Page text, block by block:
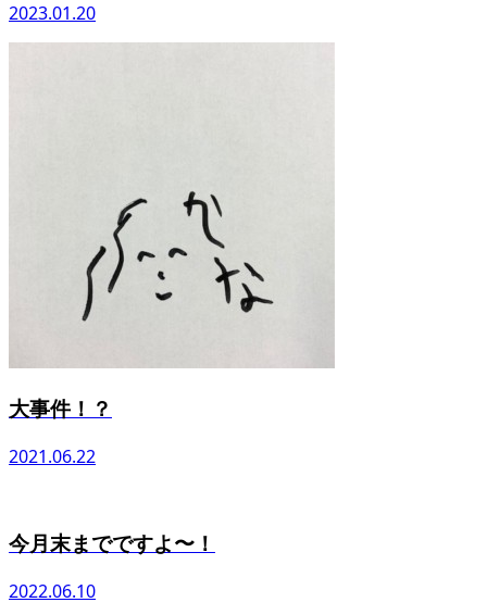
2023.01.20
大事件！？
2021.06.22
今月末までですよ〜！
2022.06.10